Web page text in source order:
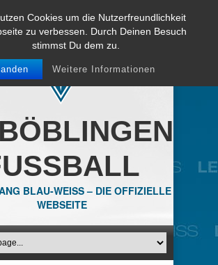
Cookies um die Nutzerfreundlichkeit
zu verbessen. Durch Deinen Besuch
stimmst Du dem zu.
Weitere Informationen
BLAU-WEISS – DIE OFFIZIELLE
WEBSEITE